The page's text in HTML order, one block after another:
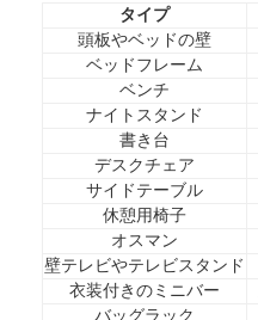
お問い合わせ
ニュース
事例
よくある質問
今雑談しなさい
タイプ
頭板やベッドの壁
ベッドフレーム
ベンチ
ナイトスタンド
書き台
デスクチェア
サイドテーブル
休憩用椅子
オスマン
壁テレビやテレビスタンド
衣装付きのミニバー
バッグラック